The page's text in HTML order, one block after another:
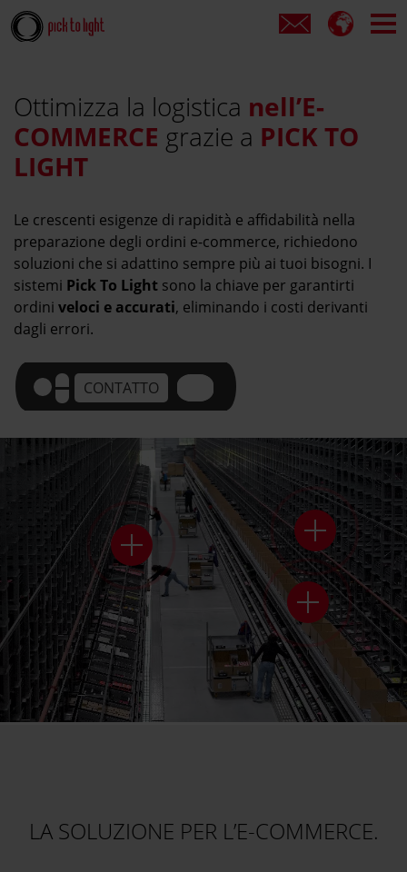
Ottimizza la logistica nell’E-
COMMERCE grazie a PICK TO
LIGHT
Le crescenti esigenze di rapidità e affidabilità nella
preparazione degli ordini e-commerce, richiedono
soluzioni che si adattino sempre più ai tuoi bisogni. I
sistemi Pick To Light sono la chiave per garantirti
ordini veloci e accurati, eliminando i costi derivanti
dagli errori.
CONTATTO
LA SOLUZIONE PER L’E-COMMERCE.